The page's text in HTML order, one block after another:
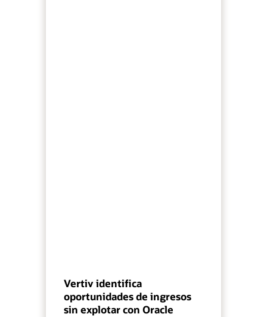
Vertiv identifica
oportunidades de ingresos
sin explotar con Oracle